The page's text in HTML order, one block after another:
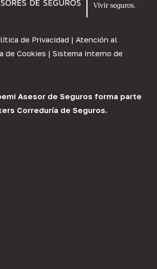
de Privacidad | Atención al
de Cookies | Sistema Interno de
Asesor de Seguros forma parte
Correduría de Seguros.